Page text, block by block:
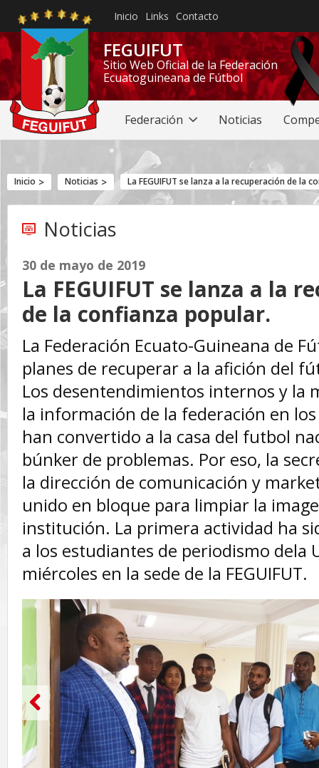
Inicio Links Contacto
FEGUIFUT
Sitio Web Oficial de la Federación
Ecuatoguineana de Fútbol
Federación Noticias
Inicio Noticias La FEGUIFUT se lanza a la recuperación de la
Noticias
30 de mayo de 2019
La FEGUIFUT se lanza a la
de la confianza popular.
La Federación Ecuato-Guineana de
planes de recuperar a la afición del
Los desentendimientos internos y la
la información de la federación en
han convertido a la casa del futbol
búnker de problemas. Por eso, la
la dirección de comunicación y
unido en bloque para limpiar la
institución. La primera actividad ha
a los estudiantes de periodismo dela
miércoles en la sede de la FEGUIFUT.